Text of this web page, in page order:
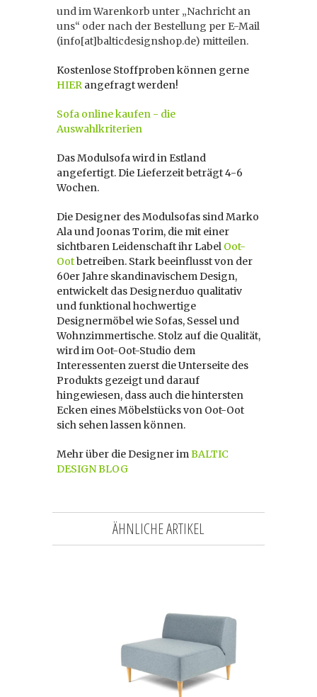
und im Warenkorb unter „Nachricht an
uns“ oder nach der Bestellung per E-Mail
(info[at]balticdesignshop.de) mitteilen.
Kostenlose Stoffproben können gerne
HIER angefragt werden!
Sofa online kaufen - die
Auswahlkriterien
Das Modulsofa wird in Estland
angefertigt. Die Lieferzeit beträgt 4-6
Wochen.
Die Designer des Modulsofas sind Marko
Ala und Joonas Torim, die mit einer
sichtbaren Leidenschaft ihr Label Oot-
Ootbetreiben. Stark beeinflusst von der
60er Jahre skandinavischem Design,
entwickelt das Designerduo qualitativ
und funktional hochwertige
Designermöbel wie Sofas, Sessel und
Wohnzimmertische. Stolz auf die Qualität,
wird im Oot-Oot-Studio dem
Interessenten zuerst die Unterseite des
Produkts gezeigt und darauf
hingewiesen, dass auch die hintersten
Ecken eines Möbelstücks von Oot-Oot
sich sehen lassen können.
Mehr über die Designer imBALTIC
DESIGN BLOG
ÄHNLICHE ARTIKEL